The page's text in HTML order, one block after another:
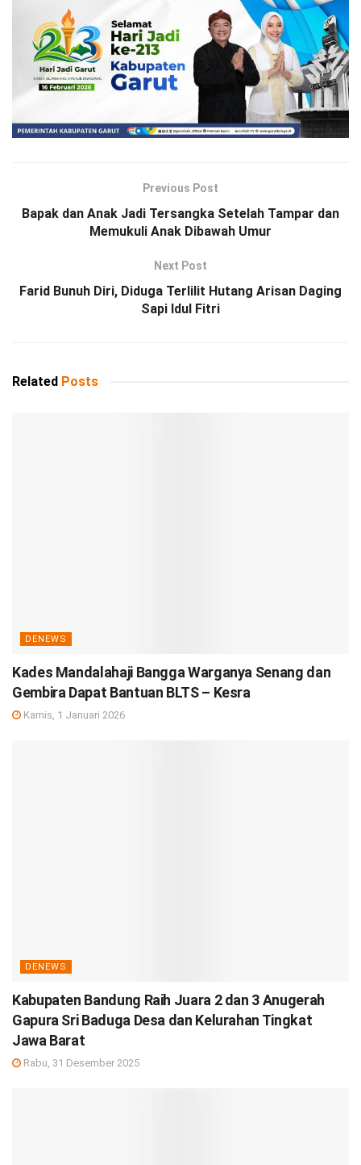
Previous Post
Bapak dan Anak Jadi Tersangka Setelah Tampar dan
Memukuli Anak Dibawah Umur
Next Post
Farid Bunuh Diri, Diduga Terlilit Hutang Arisan Daging
Sapi Idul Fitri
Related Posts
DENEWS
Kades Mandalahaji Bangga Warganya Senang dan
Gembira Dapat Bantuan BLTS – Kesra
Kamis, 1 Januari 2026
DENEWS
Kabupaten Bandung Raih Juara 2 dan 3 Anugerah
Gapura Sri Baduga Desa dan Kelurahan Tingkat
Jawa Barat
Rabu, 31 Desember 2025